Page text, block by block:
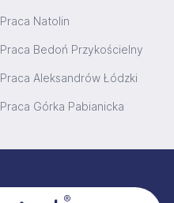
Praca Natolin
Praca Bedoń Przykościelny
Praca Aleksandrów Łódzki
Praca Górka Pabianicka